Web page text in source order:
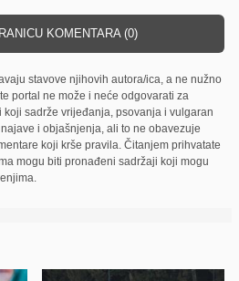
KOMENTARA (0)
stavove njihovih autora/ica, a ne nužno
portal ne može i neće odgovarati za
koji sadrže vrijeđanja, psovanja i vulgaran
i objašnjenja, ali to ne obavezuje
koji krše pravila. Čitanjem prihvatate
mogu biti pronađeni sadržaji koji mogu